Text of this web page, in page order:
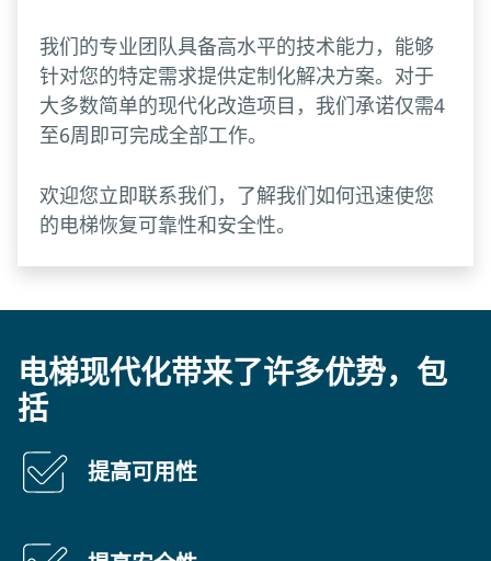
我们的专业团队具备高水平的技术能力，能够
针对您的特定需求提供定制化解决方案。对于
大多数简单的现代化改造项目，我们承诺仅需4
至6周即可完成全部工作。
欢迎您立即联系我们，了解我们如何迅速使您
的电梯恢复可靠性和安全性。
电梯现代化带来了许多优势，包
括
提高可用性